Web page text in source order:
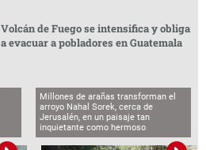
Volcán de Fuego se intensifica y obliga
a evacuar a pobladores en Guatemala
Millones de arañas transforman el
arroyo Nahal Sorek, cerca de
Jerusalén, en un paisaje tan
inquietante como hermoso